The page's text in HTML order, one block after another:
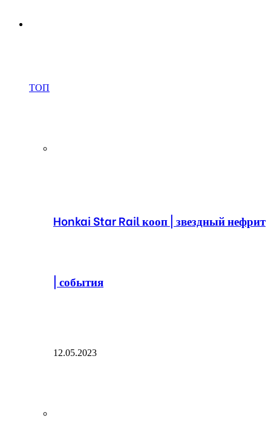
ТОП
Honkai Star Rail кооп | звездный нефрит
| события
12.05.2023